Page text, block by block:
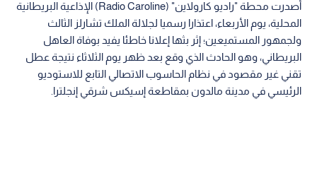
أصدرت محطة "راديو كارولاين" (Radio Caroline) الإذاعية البريطانية
المحلية، يوم الأربعاء، اعتذارا رسميا لجلالة الملك تشارلز الثالث
ولجمهور المستميعين؛ إثر بثها إعلانا خاطئا يفيد بوفاة العاهل
البريطاني، وهو الحادث الذي وقع بعد ظهر يوم الثلاثاء نتيجة عطل
تقني غير مقصود في نظام الحاسوب الاتصالي التابع للاستوديو
الرئيسي في مدينة مالدون بمقاطعة إسيكس شرقي إنجلترا.